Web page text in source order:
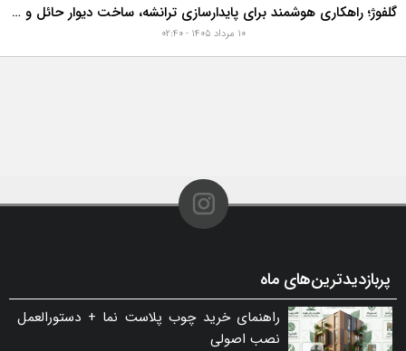
گلفوژ؛ راهکاری هوشمند برای پایدارسازی ترانشه، ساخت دیوار حائل و زیباسازی شهری
پربازدیدترین‌های ماه
راهنمای خرید چوب پلاست نما + دستورالعمل
نصب اصولی